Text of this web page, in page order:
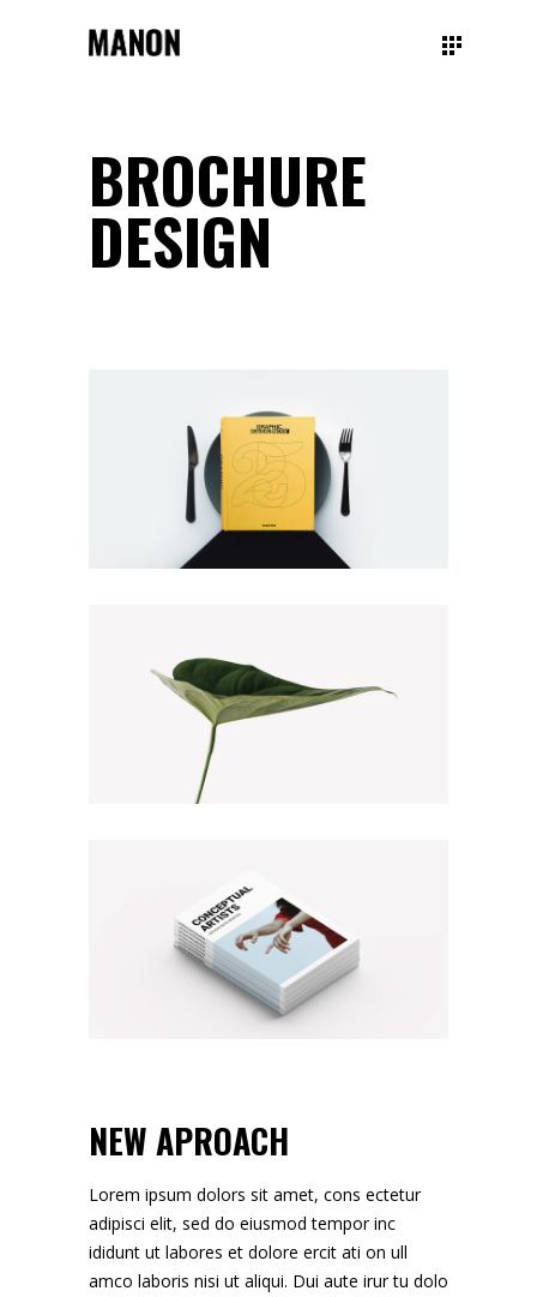
BROCHURE
DESIGN
NEW APROACH
Lorem ipsum dolors sit amet, cons ectetur
adipisci elit, sed do eiusmod tempor inc
ididunt ut labores et dolore ercit ati on ull
amco laboris nisi ut aliqui. Dui aute irur tu dolo